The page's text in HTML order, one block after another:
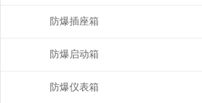
防爆插座箱
防爆启动箱
防爆仪表箱